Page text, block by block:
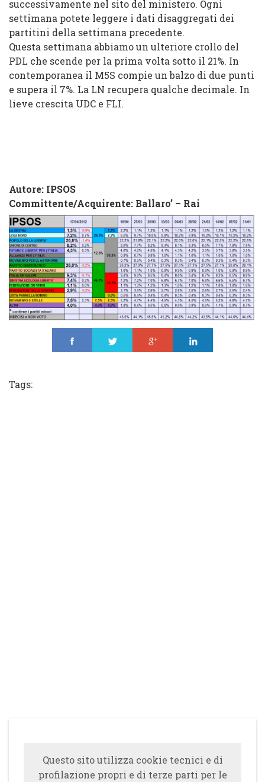
successivamente nel sito del ministero. Ogni
settimana potete leggere i dati disaggregati dei
partitini della settimana precedente.
Questa settimana abbiamo un ulteriore crollo del
PDL che scende per la prima volta sotto il 21%. In
contemporanea il M5S compie un balzo di due punti
e supera il 7%. La LN recupera qualche decimale. In
lieve crescita UDC e FLI.
Autore: IPSOS
Committente/Acquirente: Ballaro’ – Rai
Tags:
Questo sito utilizza cookie tecnici e di
profilazione propri e di terze parti per le